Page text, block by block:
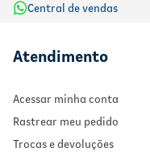
Central de vendas
Atendimento
Acessar minha conta
Rastrear meu pedido
Trocas e devoluções